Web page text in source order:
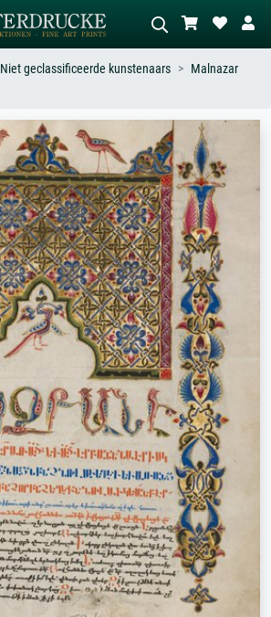
stijl – bijv.
Beschrijf de scène – bijv. groene
weide, abstract met veel rood, donker
olieverfschilderij, staand naakt naast
een boom.
Niet geclassificeerde kunstenaars
Malnazar